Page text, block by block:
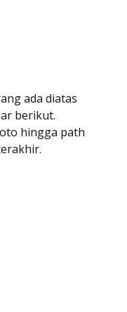
ada diatas
berikut.
hingga path